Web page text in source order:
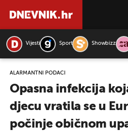
Vijesti Sport Showbizz
ALARMANTNI PODACI
Opasna infekcija
djecu vratila se u
počinje običnom
PRETRAŽITE VIJESTI